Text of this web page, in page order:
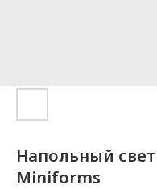
Напольный
Miniforms